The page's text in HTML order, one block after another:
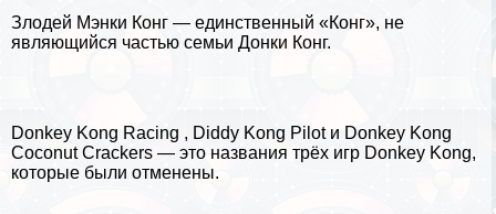
Злодей Мэнки Конг — единственный «Конг», не
являющийся частью семьи Донки Конг.
Donkey Kong Racing , Diddy Kong Pilot и Donkey Kong
Coconut Crackers — это названия трёх игр Donkey Kong,
которые были отменены.